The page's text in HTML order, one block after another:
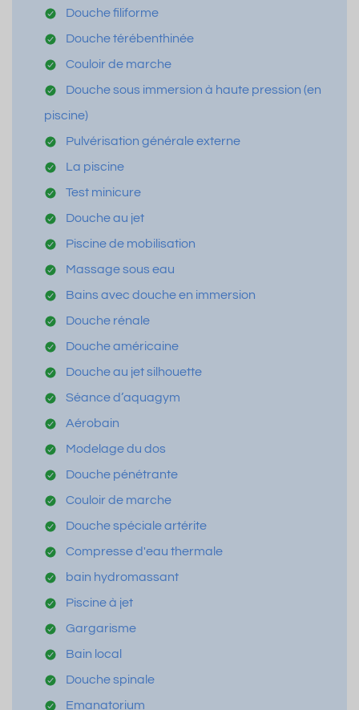
Douche filiforme
Douche térébenthinée
Couloir de marche
Douche sous immersion à haute pression (en
piscine)
Pulvérisation générale externe
La piscine
Test minicure
Douche au jet
Piscine de mobilisation
Massage sous eau
Bains avec douche en immersion
Douche rénale
Douche américaine
Douche au jet silhouette
Séance d’aquagym
Aérobain
Modelage du dos
Douche pénétrante
Couloir de marche
Douche spéciale artérite
Compresse d'eau thermale
bain hydromassant
Piscine à jet
Gargarisme
Bain local
Douche spinale
Emanatorium